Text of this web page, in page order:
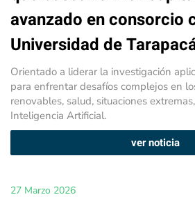
avanzado en consorcio
Universidad de
Orientado a liderar la investigación
para enfrentar desafíos complejos en
renovables, salud, situaciones
Inteligencia Artificial.
ver noticia
27 Marzo 2026